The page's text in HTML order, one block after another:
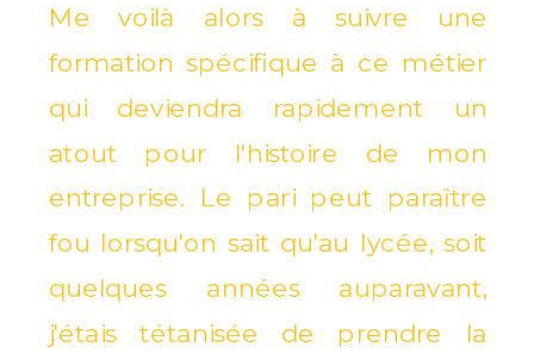
Me voilà alors à suivre une
formation spécifique à ce métier
qui deviendra rapidement un
atout pour l'histoire de mon
entreprise. Le pari peut paraître
fou lorsqu'on sait qu'au lycée, soit
quelques années auparavant,
j'étais tétanisée de prendre la